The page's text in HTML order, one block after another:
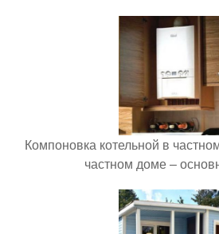
Компоновка котельной в
частном доме –